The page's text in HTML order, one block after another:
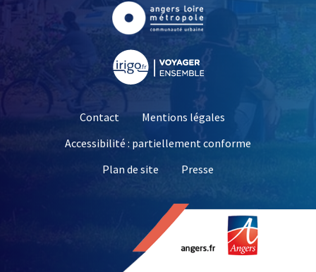
, Ouvre une nouvelle
Contact
Mentions légales
Accessibilité : partiellement conforme
Plan de site
Presse